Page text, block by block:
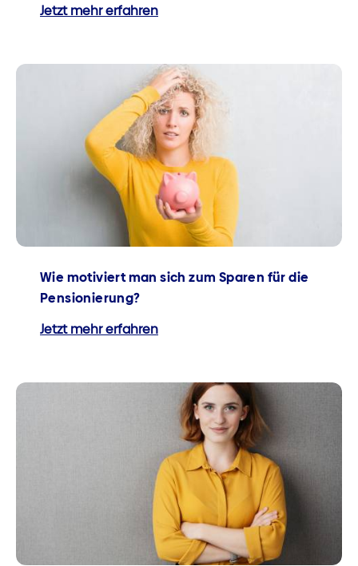
Jetzt mehr erfahren
Wie motiviert man sich zum Sparen für die
Pensionierung?
Jetzt mehr erfahren